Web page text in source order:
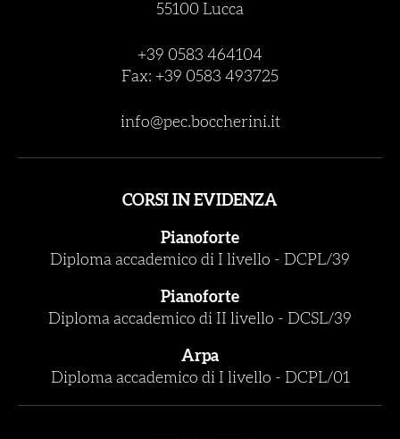
55100 Lucca
+39 0583 464104
Fax: +39 0583 493725
info@pec.boccherini.it
CORSI IN EVIDENZA
Pianoforte
Diploma accademico di I livello - DCPL/39
Pianoforte
Diploma accademico di II livello - DCSL/39
Arpa
Diploma accademico di I livello - DCPL/01